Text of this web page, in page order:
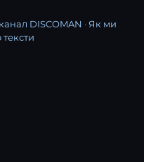
DISCOMAN · Як ми